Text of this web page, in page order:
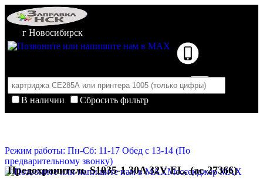
г Новосибирск
В наличии
Сбросить фильтр
Корзина пуста
Режим работы: Пн-Сб: 11-17 Обед с 13-14 (По
предварительному звонку)
Мессенджер MAX
Предохранитель S1035-1 30A 32V EL, (ac-27366)